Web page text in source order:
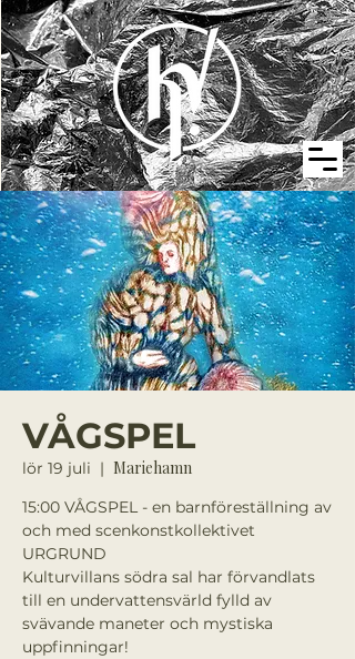
VÅGSPEL
lör 19 juli
  |
Mariehamn
15:00 VÅGSPEL - en barnföreställning av
och med scenkonstkollektivet
URGRUND
Kulturvillans södra sal har förvandlats
till en undervattensvärld fylld av
svävande maneter och mystiska
uppfinningar!